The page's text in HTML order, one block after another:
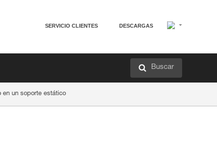
SERVICIO CLIENTES DESCARGAS
Buscar
en un soporte estático